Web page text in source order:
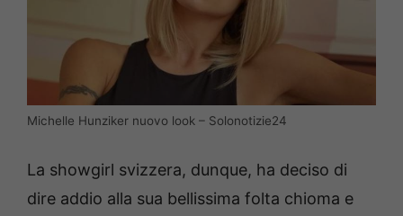
Michelle Hunziker nuovo look – Solonotizie24
La showgirl svizzera, dunque, ha deciso di
dire addio alla sua bellissima folta chioma e